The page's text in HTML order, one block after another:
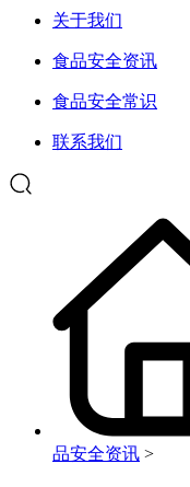
关于我们
食品安全资讯
食品安全常识
联系我们
品安全资讯 >